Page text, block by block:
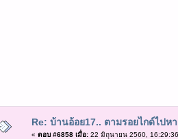
Re: บ้านอ้อย17.. ตามรอยไกด์ไปห
« ตอบ #6858 เมื่อ:22 มิถุนายน 2560,